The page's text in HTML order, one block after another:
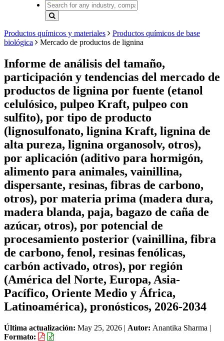
Productos químicos y materiales
Productos químicos de base
biológica
Mercado de productos de lignina
Informe de análisis del tamaño,
participación y tendencias del mercado de
productos de lignina por fuente (etanol
celulósico, pulpeo Kraft, pulpeo con
sulfito), por tipo de producto
(lignosulfonato, lignina Kraft, lignina de
alta pureza, lignina organosolv, otros),
por aplicación (aditivo para hormigón,
alimento para animales, vainillina,
dispersante, resinas, fibras de carbono,
otros), por materia prima (madera dura,
madera blanda, paja, bagazo de caña de
azúcar, otros), por potencial de
procesamiento posterior (vainillina, fibra
de carbono, fenol, resinas fenólicas,
carbón activado, otros), por región
(América del Norte, Europa, Asia-
Pacífico, Oriente Medio y África,
Latinoamérica), pronósticos, 2026-2034
Última actualización: May 25, 2026 | Autor: Anantika Sharma |
Formato: